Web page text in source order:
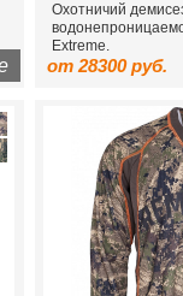
Охотничий
Extreme.
от 28300 руб.